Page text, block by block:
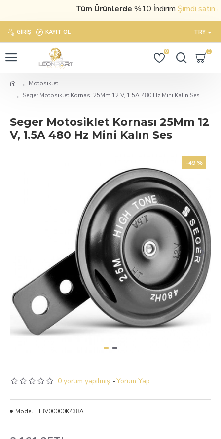
Tüm Ürünlerde%10 İndirimŞimdi satın al
GIRIŞ KAYIT OL TRY
0 0
Motosiklet
Seger Motosiklet Kornası 25Mm 12 V, 1.5A 480 Hz Mini Kalın Ses
Seger Motosiklet Kornası 25Mm 12
V, 1.5A 480 Hz Mini Kalın Ses
-49 %
0 yorum yapılmış. -Yorum Yap
Model: HBV00000K438A